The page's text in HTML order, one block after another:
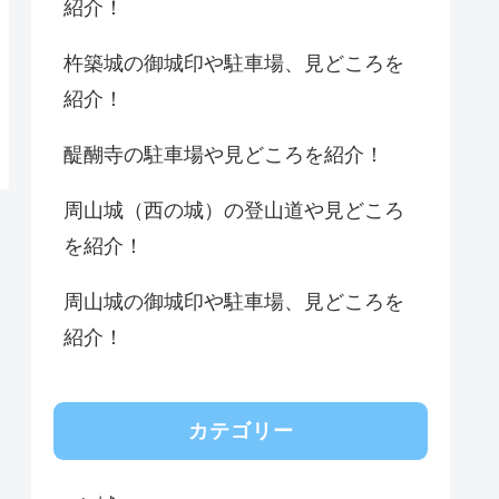
紹介！
杵築城の御城印や駐車場、見どころを
紹介！
醍醐寺の駐車場や見どころを紹介！
周山城（西の城）の登山道や見どころ
を紹介！
周山城の御城印や駐車場、見どころを
紹介！
カテゴリー